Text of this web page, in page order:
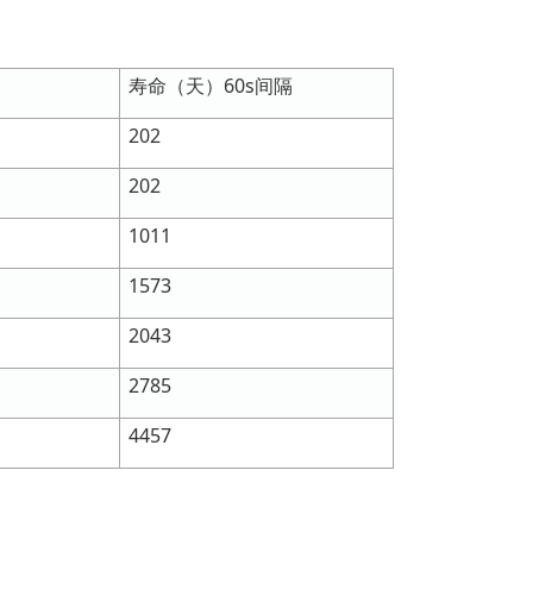
寿命（天）60s间隔
202
202
1011
1573
2043
2785
4457